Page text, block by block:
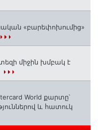
«բարեփոխումից»
միջին խմբակ է
World քարտը՝
և հատուկ